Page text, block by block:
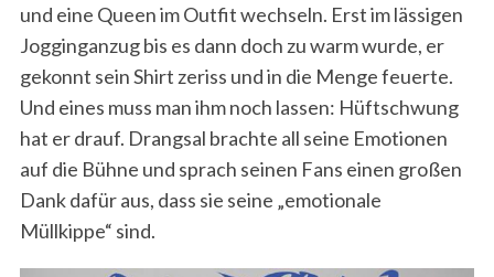
und eine Queen im Outfit wechseln. Erst im lässigen
Jogginganzug bis es dann doch zu warm wurde, er
gekonnt sein Shirt zeriss und in die Menge feuerte.
Und eines muss man ihm noch lassen: Hüftschwung
hat er drauf. Drangsal brachte all seine Emotionen
auf die Bühne und sprach seinen Fans einen großen
Dank dafür aus, dass sie seine „emotionale
Müllkippe“ sind.